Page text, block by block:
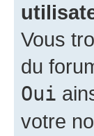
Vous
du
Oui
votre